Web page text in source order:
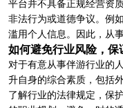
平台并不具备正规经营资
非法行为或道德争议。例
滥用个人信息。因此，从
如何避免行业风险，保
对于有意从事伴游行业的
升自身的综合素质，包括
了解行业的法律规定，保